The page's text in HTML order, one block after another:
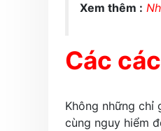
Xem thêm :
Các
Không những chỉ
cùng nguy hiểm